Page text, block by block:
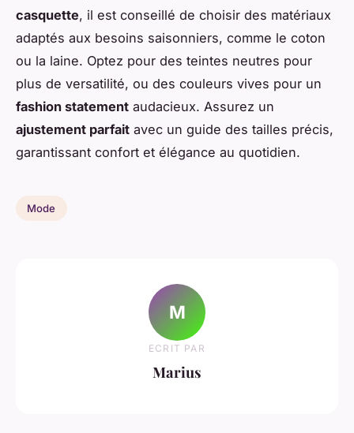
casquette, il est conseillé de choisir des matériaux
adaptés aux besoins saisonniers, comme le coton
ou la laine. Optez pour des teintes neutres pour
plus de versatilité, ou des couleurs vives pour un
fashion statement audacieux. Assurez un
ajustement parfait avec un guide des tailles précis,
garantissant confort et élégance au quotidien.
Mode
M
ECRIT PAR
Marius